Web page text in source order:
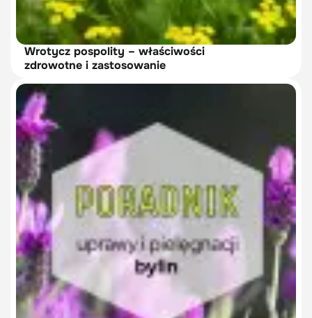
Wrotycz pospolity – właściwości
zdrowotne i zastosowanie